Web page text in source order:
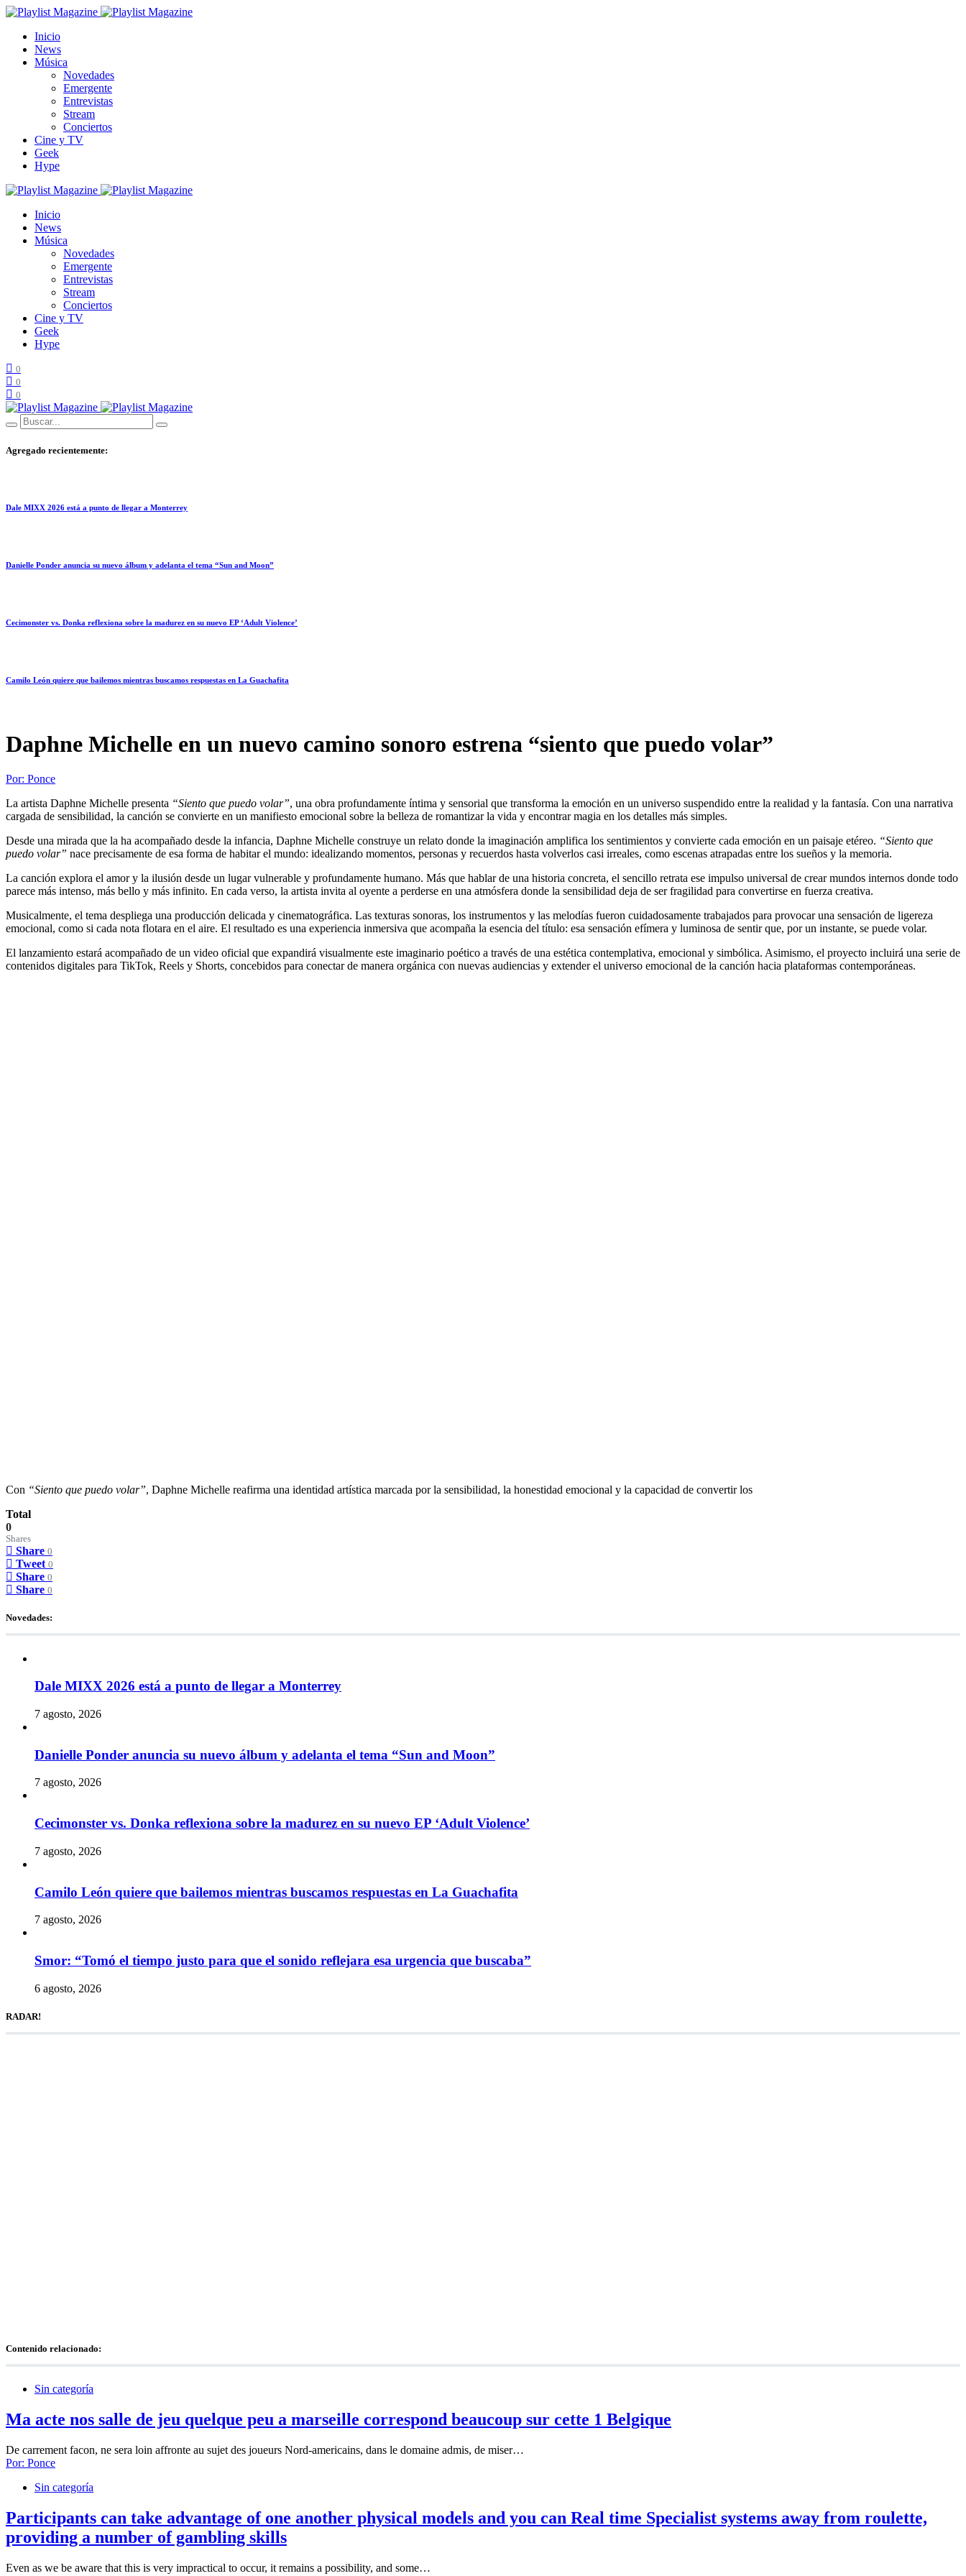
Inicio
News
Música
Novedades
Emergente
Entrevistas
Stream
Conciertos
Cine y TV
Geek
Hype
Inicio
News
Música
Novedades
Emergente
Entrevistas
Stream
Conciertos
Cine y TV
Geek
Hype
0
0
0
Agregado recientemente:
Dale MIXX 2026 está a punto de llegar a Monterrey
Danielle Ponder anuncia su nuevo álbum y adelanta el tema “Sun and Moon”
Cecimonster vs. Donka reflexiona sobre la madurez en su nuevo EP ‘Adult Violence’
Camilo León quiere que bailemos mientras buscamos respuestas en La Guachafita
Daphne Michelle en un nuevo camino sonoro estrena “siento que puedo volar”
Por: Ponce
La artista Daphne Michelle presenta “Siento que puedo volar”, una obra profundamente íntima y sensorial que transforma la emoción en un universo suspendido entre la realidad y la fantasía. Con una narrativa
cargada de sensibilidad, la canción se convierte en un manifiesto emocional sobre la belleza de romantizar la vida y encontrar magia en los detalles más simples.
Desde una mirada que la ha acompañado desde la infancia, Daphne Michelle construye un relato donde la imaginación amplifica los sentimientos y convierte cada emoción en un paisaje etéreo. “Siento que
puedo volar” nace precisamente de esa forma de habitar el mundo: idealizando momentos, personas y recuerdos hasta volverlos casi irreales, como escenas atrapadas entre los sueños y la memoria.
La canción explora el amor y la ilusión desde un lugar vulnerable y profundamente humano. Más que hablar de una historia concreta, el sencillo retrata ese impulso universal de crear mundos internos donde todo
parece más intenso, más bello y más infinito. En cada verso, la artista invita al oyente a perderse en una atmósfera donde la sensibilidad deja de ser fragilidad para convertirse en fuerza creativa.
Musicalmente, el tema despliega una producción delicada y cinematográfica. Las texturas sonoras, los instrumentos y las melodías fueron cuidadosamente trabajados para provocar una sensación de ligereza
emocional, como si cada nota flotara en el aire. El resultado es una experiencia inmersiva que acompaña la esencia del título: esa sensación efímera y luminosa de sentir que, por un instante, se puede volar.
El lanzamiento estará acompañado de un video oficial que expandirá visualmente este imaginario poético a través de una estética contemplativa, emocional y simbólica. Asimismo, el proyecto incluirá una serie de
contenidos digitales para TikTok, Reels y Shorts, concebidos para conectar de manera orgánica con nuevas audiencias y extender el universo emocional de la canción hacia plataformas contemporáneas.
Con “Siento que puedo volar”, Daphne Michelle reafirma una identidad artística marcada por la sensibilidad, la honestidad emocional y la capacidad de convertir los
Total
0
Shares
Share 0
Tweet 0
Share 0
Share 0
Novedades:
Dale MIXX 2026 está a punto de llegar a Monterrey
7 agosto, 2026
Danielle Ponder anuncia su nuevo álbum y adelanta el tema “Sun and Moon”
7 agosto, 2026
Cecimonster vs. Donka reflexiona sobre la madurez en su nuevo EP ‘Adult Violence’
7 agosto, 2026
Camilo León quiere que bailemos mientras buscamos respuestas en La Guachafita
7 agosto, 2026
Smor: “Tomó el tiempo justo para que el sonido reflejara esa urgencia que buscaba”
6 agosto, 2026
RADAR!
Contenido relacionado:
Sin categoría
Ma acte nos salle de jeu quelque peu a marseille correspond beaucoup sur cette 1 Belgique
De carrement facon, ne sera loin affronte au sujet des joueurs Nord-americains, dans le domaine admis, de miser…
Por: Ponce
Sin categoría
Participants can take advantage of one another physical models and you can Real time Specialist systems away from roulette,
providing a number of gambling skills
Even as we be aware that this is very impractical to occur, it remains a possibility, and some…